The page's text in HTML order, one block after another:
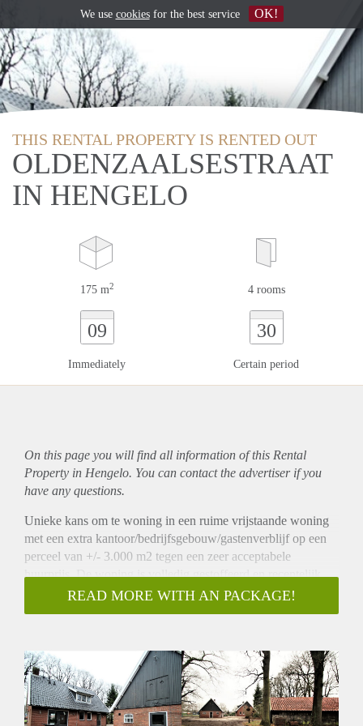
THIS RENTAL PROPERTY IS RENTED OUT
OLDENZAALSESTRAAT
IN HENGELO
175 m2 4 rooms
09
Immediately
30
Certain period
On this page you will find all information of this Rental
Property in Hengelo. You can contact the advertiser if you
have any questions.
Unieke kans om te woning in een ruime vrijstaande woning
met een extra kantoor/bedrijfsgebouw/gastenverblijf op een
perceel van +/- 3.000 m2 tegen een zeer acceptabele
huurprijs. De woning is volledig gestoffeerd en recentelijk
gemoderniseerd met nieuwe vloeren, een nieuwe keuken en
strak sanitair. Daarnaast is de woonkamer riant, licht en zijn
Begane grond:
Aan de zijde van de oprit is de entree waar u binnenkomt in
een hal van allure met toilet, meterkast en toegang tot de
kelder alsook de woonkamer. Maar volgens Twentse
READ MORE WITH AN PACKAGE!
We use cookiesfor the best service OK!